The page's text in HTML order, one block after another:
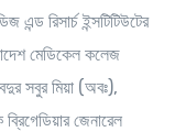
এন্ড রিসার্চ ইন্সটিটিউটের
মেডিকেল কলেজ
‍সবুর মিয়া (অবঃ),
জেনারেল